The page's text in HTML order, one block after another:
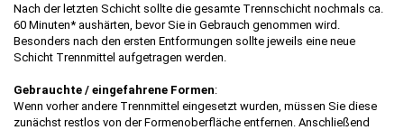
Nach der letzten Schicht sollte die gesamte Trennschicht nochmals ca.
60 Minuten* aushärten, bevor Sie in Gebrauch genommen wird.
Besonders nach den ersten Entformungen sollte jeweils eine neue
Schicht Trennmittel aufgetragen werden.
Gebrauchte / eingefahrene Formen:
Wenn vorher andere Trennmittel eingesetzt wurden, müssen Sie diese
zunächst restlos von der Formenoberfläche entfernen. Anschließend